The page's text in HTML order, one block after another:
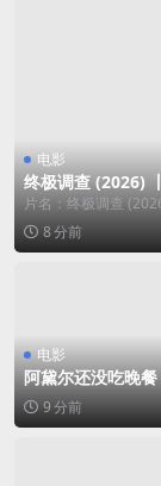
电影
终极调查 (2026)
丨又名: 终极搜查(
片名：终极调查
8 分前
电影
阿黛尔还没吃晚
哈乌·多科罗曼斯
佩基主演丨喜剧 /
8.0分丨又名: 点心
9 分前